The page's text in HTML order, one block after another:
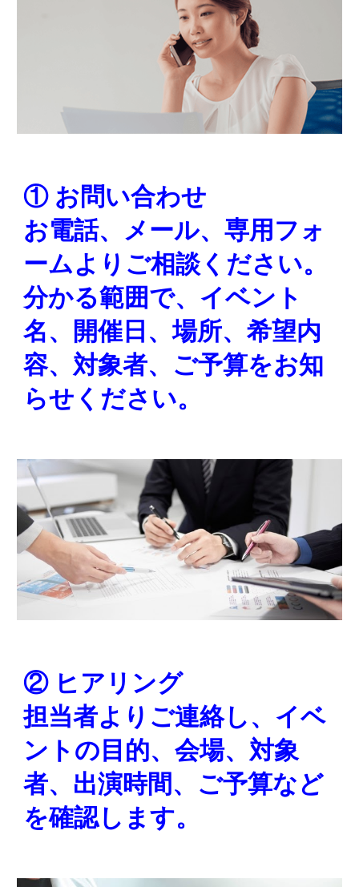
① お問い合わせ
お電話、メール、専用フォ
ームよりご相談ください。
分かる範囲で、イベント
名、開催日、場所、希望内
容、対象者、ご予算をお知
らせください。
② ヒアリング
担当者よりご連絡し、イベ
ントの目的、会場、対象
者、出演時間、ご予算など
を確認します。